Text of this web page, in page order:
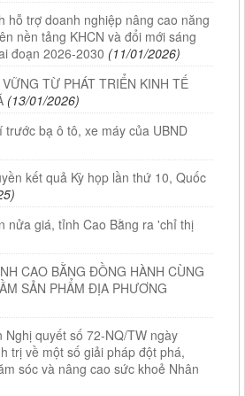
hỗ trợ doanh nghiệp nâng cao năng
nền tảng KHCN và đổi mới sáng
đoạn 2026-2030 (11/01/2026)
TỪ PHÁT TRIỂN KINH TẾ
(13/01/2026)
trước bạ ô tô, xe máy của UBND
kết quả Kỳ họp lần thứ 10, Quốc
nửa giá, tỉnh Cao Bằng ra 'chỉ thị
CAO BẰNG ĐỒNG HÀNH CÙNG
SẢN PHẨM ĐỊA PHƯƠNG
Nghị quyết số 72-NQ/TW ngày
trị về một số giải pháp đột phá,
sóc và nâng cao sức khoẻ Nhân